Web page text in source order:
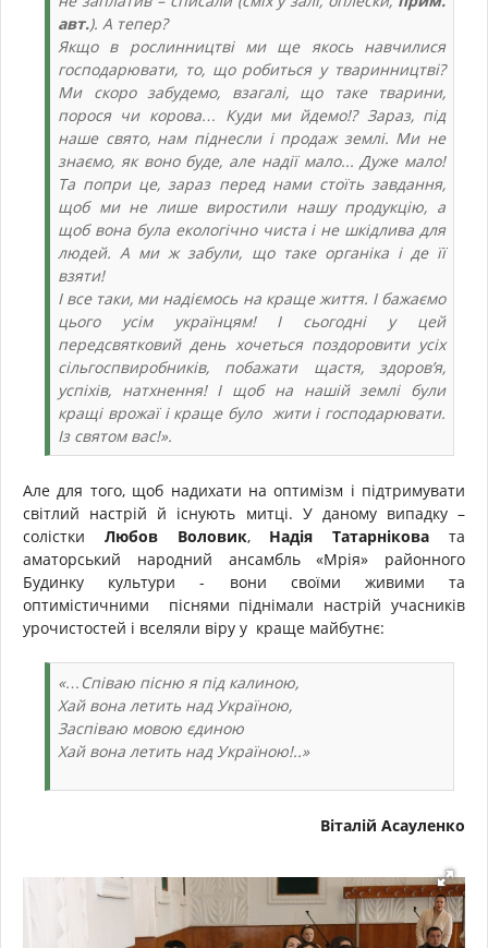
авт.). А тепер?
Якщо в рослинництві ми ще якось навчилися
господарювати, то, що робиться у тваринництві?
Ми скоро забудемо, взагалі, що таке тварини,
порося чи корова… Куди ми йдемо!? Зараз, під
наше свято, нам піднесли і продаж землі. Ми не
знаємо, як воно буде, але надії мало... Дуже мало!
Та попри це, зараз перед нами стоїть завдання,
щоб ми не лише виростили нашу продукцію, а
щоб вона була екологічно чиста і не шкідлива для
людей. А ми ж забули, що таке органіка і де її
взяти!
І все таки, ми надіємось на краще життя. І бажаємо
цього усім українцям! І сьогодні у цей
передсвятковий день хочеться поздоровити усіх
сільгоспвиробників, побажати щастя, здоров’я,
успіхів, натхнення! І щоб на нашій землі були
кращі врожаї і краще було жити і господарювати.
Із святом вас!».
Але для того, щоб надихати на оптимізм і підтримувати
світлий настрій й існують митці. У даному випадку –
солістки Любов Воловик, Надія Татарнікова та
аматорський народний ансамбль «Мрія» районного
Будинку культури - вони своїми живими та
оптимістичними піснями піднімали настрій учасників
урочистостей і вселяли віру у краще майбутнє:
«…Співаю пісню я під калиною,
Хай вона летить над Україною,
Заспіваю мовою єдиною
Хай вона летить над Україною!..»
Віталій Асауленко